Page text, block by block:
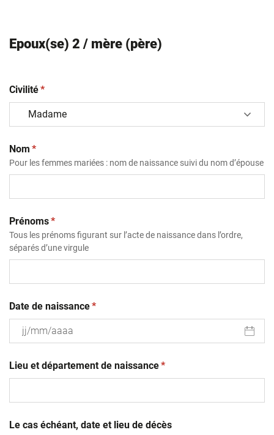
Epoux(se) 2 / mère (père)
Civilité(obligatoire)
*
Nom (obligatoire)
*
Pour les femmes mariées : nom de naissance suivi du nom d’épouse
Prénoms(obligatoire)
*
Tous les prénoms figurant sur l’acte de naissance dans l’ordre,
séparés d’une virgule
Date de naissance(obligatoire)
*
slash
MM
Lieu et département de naissance(obligatoire)
*
Le cas échéant, date et lieu de décès